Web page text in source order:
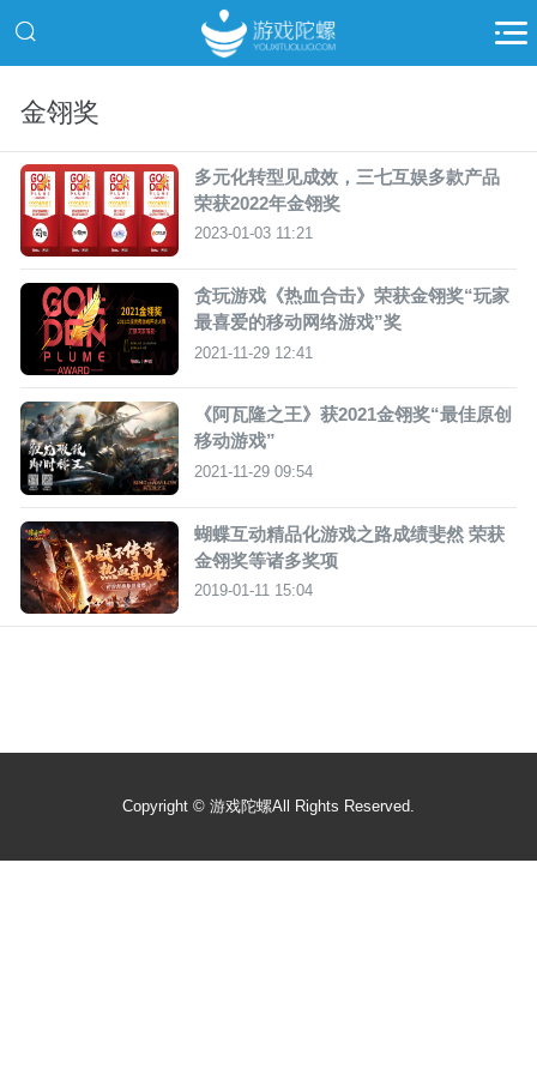
金翎奖
多元化转型见成效，三七互娱多款产品
荣获2022年金翎奖
2023-01-03 11:21
贪玩游戏《热血合击》荣获金翎奖“玩家
最喜爱的移动网络游戏”奖
2021-11-29 12:41
《阿瓦隆之王》获2021金翎奖“最佳原创
移动游戏”
2021-11-29 09:54
蝴蝶互动精品化游戏之路成绩斐然 荣获
金翎奖等诸多奖项
2019-01-11 15:04
Copyright © 游戏陀螺All Rights Reserved.